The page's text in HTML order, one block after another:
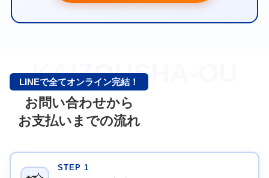
KAIZOUSHA-OU
LINEで全てオンライン完結！
お問い合わせから
お支払いまでの流れ
STEP 1